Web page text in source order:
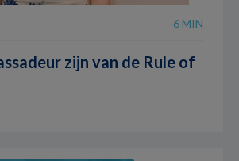
6 MIN
zijn van de Rule of